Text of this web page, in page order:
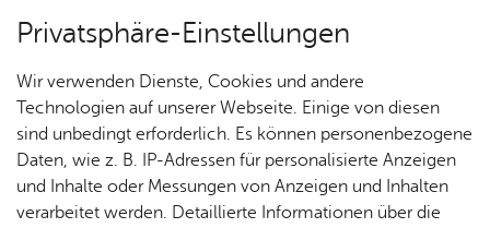
Über­sicht Bür­ger & Stadt
En­ga­ge­ment & Be­tei­li­gung
Vor­le­sen
Privatsphäre-Einstellungen
Wir verwenden Dienste, Cookies und andere
Technologien auf unserer Webseite. Einige von diesen
sind unbedingt erforderlich. Es können personenbezogene
Daten, wie z. B. IP-Adressen für personalisierte Anzeigen
und Inhalte oder Messungen von Anzeigen und Inhalten
verarbeitet werden. Detaillierte Informationen über die